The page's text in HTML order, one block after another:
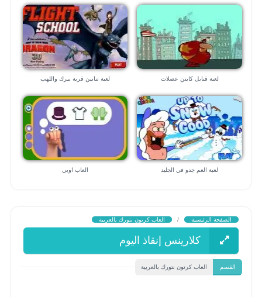
لعبة قنابل كابتن عضلات لعبة تنانين قرية بيرك واللهب
لعبة العم جدو في الجليد العاب اوبي
الصفحة الرئيسية / العاب كرتون نتورك بالعربية
كلارينس إنقاذ اليوم
القسم العاب كرتون نتورك بالعربية